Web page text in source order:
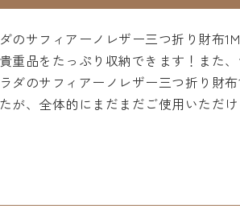
サフィアーノレザー三つ折り財布
重品をたっぷり収納できます！また
のサフィアーノレザー三つ折り財布
が、全体的にまだまだご使用いただ